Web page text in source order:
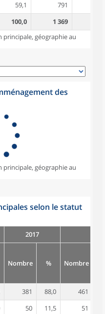
59,1 791
100,0 1 369
principale, géographie au
des
principale, géographie au
selon le statut
2017
Nombre % Nombre
381 88,0 461
50 11,5 51